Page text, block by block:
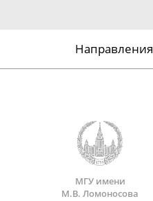
Направления
МГУ имени
М.В. Ломоносова